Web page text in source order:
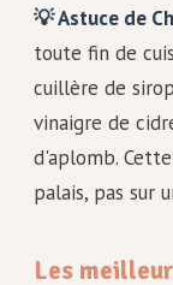
💡 Astuce de
toute fin de
cuillère de
vinaigre de
d'aplomb.
palais, pas sur
Les